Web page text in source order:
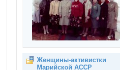
Женщины-активистки
Марийской АССР